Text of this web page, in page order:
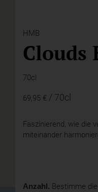
HMB
Clouds
70cl
69,95 € / 70cl
Faszinierend, wie die
miteinander
Anzahl. Bestimme